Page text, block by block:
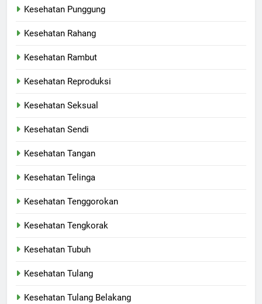
Kesehatan Punggung
Kesehatan Rahang
Kesehatan Rambut
Kesehatan Reproduksi
Kesehatan Seksual
Kesehatan Sendi
Kesehatan Tangan
Kesehatan Telinga
Kesehatan Tenggorokan
Kesehatan Tengkorak
Kesehatan Tubuh
Kesehatan Tulang
Kesehatan Tulang Belakang